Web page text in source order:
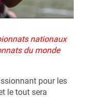
nationaux
du monde
pour les
le tout sera